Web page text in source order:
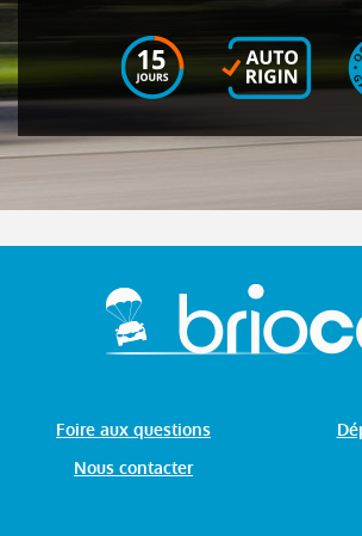
Foire aux questions
Nous contacter